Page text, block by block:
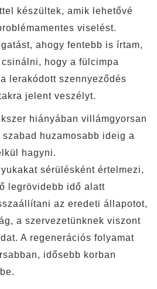
készültek, amik lehetővé
viselést.
ahogy fentebb is írtam,
hogy a fülcimpa
lerakódott szennyeződés
jelent veszélyt.
hiányában villámgyorsan
huzamosabb ideig a
hagyni.
sérülésként értelmezi,
legrövidebb idő alatt
az eredeti állapotot,
a szervezetünknek viszont
A regenerációs folyamat
idősebb korban